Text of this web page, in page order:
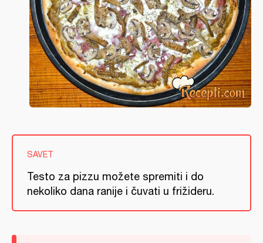
SAVET
Testo za pizzu možete spremiti i do
nekoliko dana ranije i čuvati u frižideru.